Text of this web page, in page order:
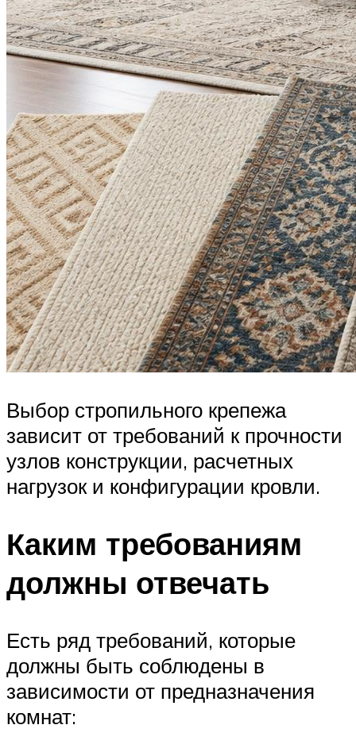
Выбор стропильного крепежа
зависит от требований к прочности
узлов конструкции, расчетных
нагрузок и конфигурации кровли.
Каким требованиям
должны отвечать
Есть ряд требований, которые
должны быть соблюдены в
зависимости от предназначения
комнат: